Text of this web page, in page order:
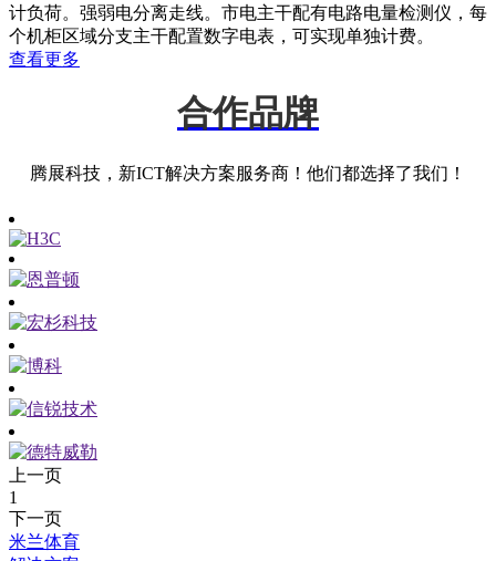
计负荷。强弱电分离走线。市电主干配有电路电量检测仪，每
个机柜区域分支主干配置数字电表，可实现单独计费。
查看更多
合作品牌
腾展科技，新ICT解决方案服务商！他们都选择了我们！
上一页
1
下一页
米兰体育